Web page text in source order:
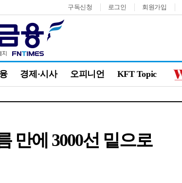
구독신청 로그인 회원가입
경제·시사 오피니언 KFT Topic
만에 3000선 밑으로